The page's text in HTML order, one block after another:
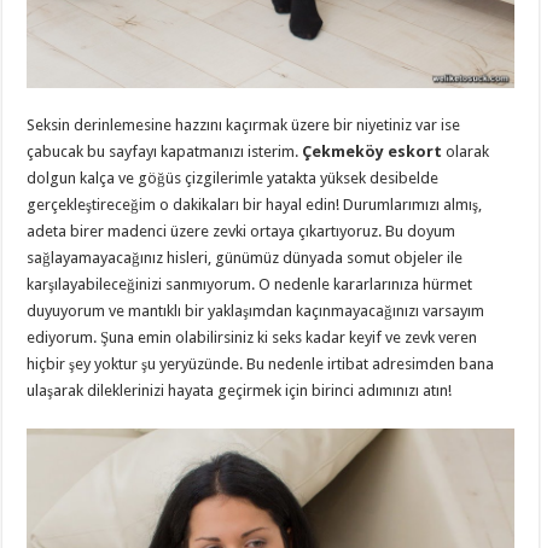
Seksin derinlemesine hazzını kaçırmak üzere bir niyetiniz var ise
çabucak bu sayfayı kapatmanızı isterim. Çekmeköy eskort olarak
dolgun kalça ve göğüs çizgilerimle yatakta yüksek desibelde
gerçekleştireceğim o dakikaları bir hayal edin! Durumlarımızı almış,
adeta birer madenci üzere zevki ortaya çıkartıyoruz. Bu doyum
sağlayamayacağınız hisleri, günümüz dünyada somut objeler ile
karşılayabileceğinizi sanmıyorum. O nedenle kararlarınıza hürmet
duyuyorum ve mantıklı bir yaklaşımdan kaçınmayacağınızı varsayım
ediyorum. Şuna emin olabilirsiniz ki seks kadar keyif ve zevk veren
hiçbir şey yoktur şu yeryüzünde. Bu nedenle irtibat adresimden bana
ulaşarak dileklerinizi hayata geçirmek için birinci adımınızı atın!